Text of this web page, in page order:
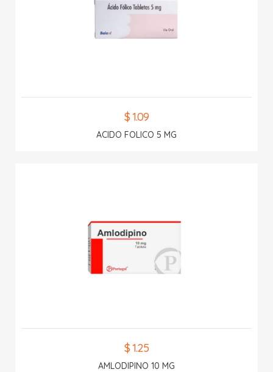
$ 1.09
ACIDO FOLICO 5 MG
$ 1.25
AMLODIPINO 10 MG